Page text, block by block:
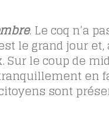
. Le coq n’a
le grand jour
Sur le coup de
en
sont